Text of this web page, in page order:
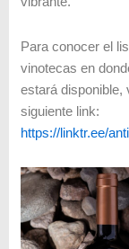
Para conocer el
vinotecas en
estará disponible,
siguiente link:
https://linktr.ee/